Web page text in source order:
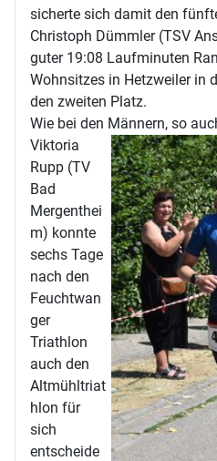
sicherte sich damit den
Christoph Dümmler (TSV
guter 19:08 Laufminuten
Wohnsitzes in Hetzweiler in
den zweiten Platz.
Wie bei den Männern, so
Viktoria
Rupp (TV
Bad
Mergenthei
m) konnte
sechs Tage
nach den
Feuchtwan
ger
Triathlon
auch den
Altmühltriat
hlon für
sich
entscheide